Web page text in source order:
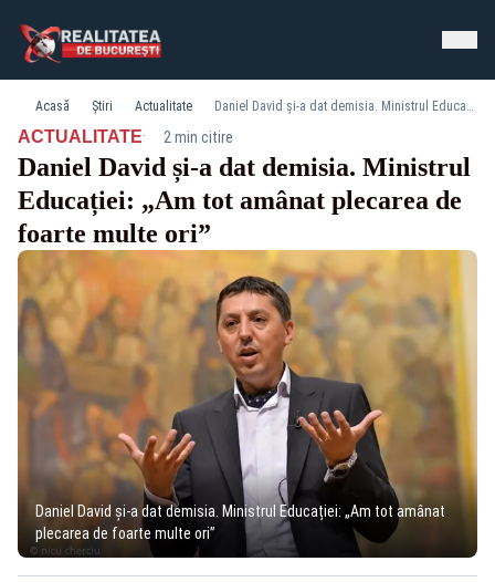
Acasă Știri Actualitate Daniel David și-a dat demisia. Ministrul Educației: „Am tot amânat plecarea de foarte multe ori”
ACTUALITATE· 2 min citire
Daniel David și-a dat demisia. Ministrul
Educației: „Am tot amânat plecarea de
foarte multe ori”
Daniel David și-a dat demisia. Ministrul Educației: „Am tot amânat
plecarea de foarte multe ori”